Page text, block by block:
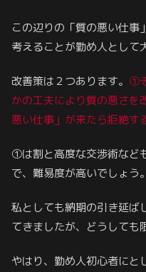
この辺りの「質の悪い仕事
考えることが勤め人として
改善策は２つあります。 ①
かの工夫により質の悪さ
悪い仕事」が来たら拒絶す
①は割と高度な交渉術など
で、難易度が高いでしょう。
私としても納期の引き延ば
てきましたが、どうしても
やはり、勤め人初心者に